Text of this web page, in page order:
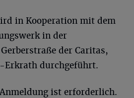
in Kooperation mit dem
in der
der Caritas,
Erkrath durchgeführt.
ist erforderlich.